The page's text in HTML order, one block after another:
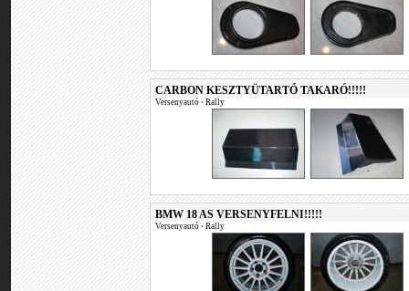
CARBON KESZTYÜTARTÓ TAKARÓ!!!!!
Versenyautó • Rally
BMW 18 AS VERSENYFELNI!!!!!
Versenyautó • Rally